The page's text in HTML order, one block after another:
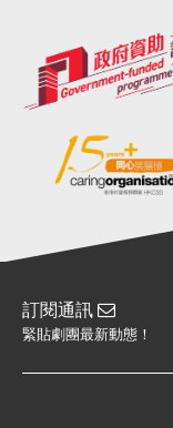
訂閱通訊
緊貼劇團最新動態！